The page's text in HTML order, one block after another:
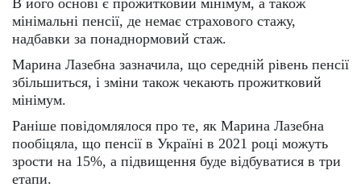
мінімальні пенсії, де немає страхового стажу,
надбавки за понаднормовий стаж.
Марина Лазебна зазначила, що середній рівень пенсії
збільшиться, і зміни також чекають прожитковий
мінімум.
Раніше повідомлялося про те, як Марина Лазебна
пообіцяла, що пенсії в Україні в 2021 році можуть
зрости на 15%, а підвищення буде відбуватися в три
етапи.